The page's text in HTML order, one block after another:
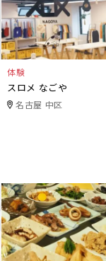
体験
スロメ なごや
名古屋 中区